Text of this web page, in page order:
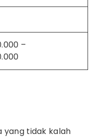
–
yang tidak kalah